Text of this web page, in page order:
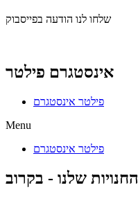
שלחו לנו הודעה בפייסבוק
אינסטגרם פילטר
פילטר אינסטגרם
Menu
פילטר אינסטגרם
החנויות שלנו - בקרוב